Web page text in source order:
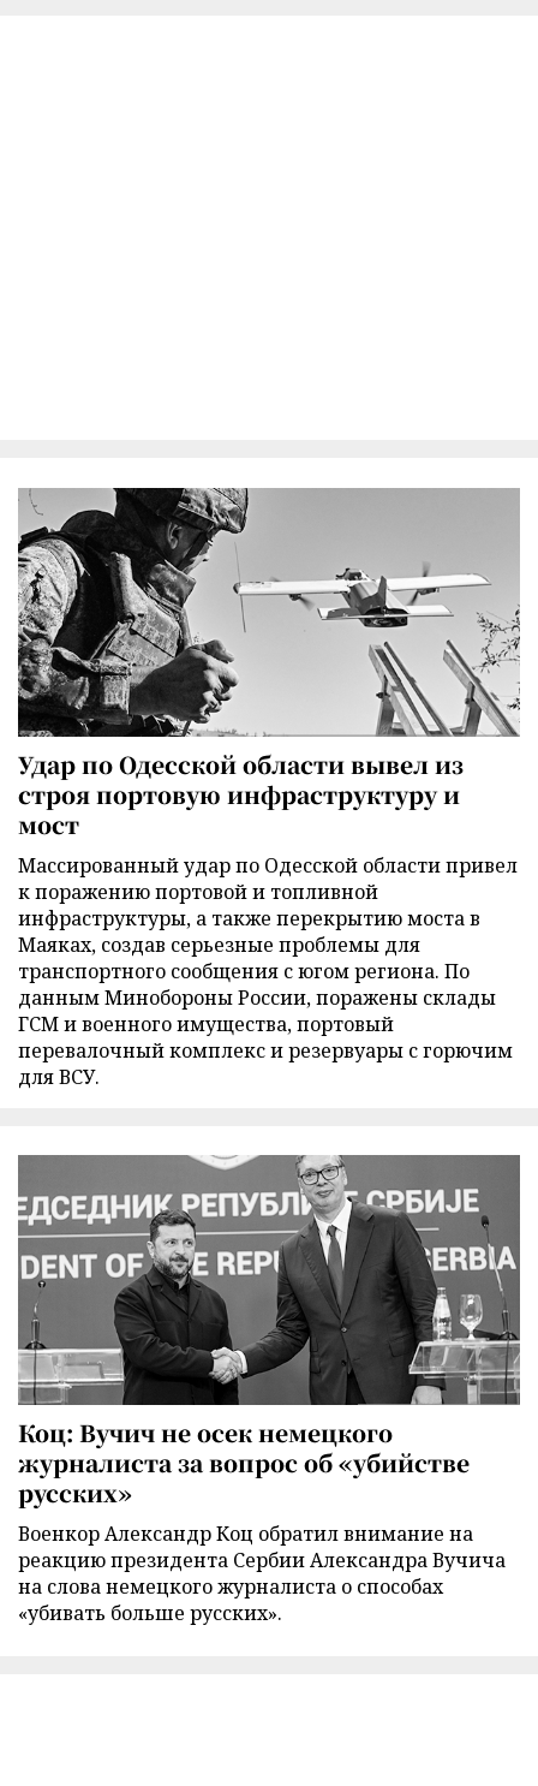
Удар по Одесской области вывел из
строя портовую инфраструктуру и
мост
Массированный удар по Одесской области привел
к поражению портовой и топливной
инфраструктуры, а также перекрытию моста в
Маяках, создав серьезные проблемы для
транспортного сообщения с югом региона. По
данным Минобороны России, поражены склады
ГСМ и военного имущества, портовый
перевалочный комплекс и резервуары с горючим
для ВСУ.
Коц: Вучич не осек немецкого
журналиста за вопрос об «убийстве
русских»
Военкор Александр Коц обратил внимание на
реакцию президента Сербии Александра Вучича
на слова немецкого журналиста о способах
«убивать больше русских».